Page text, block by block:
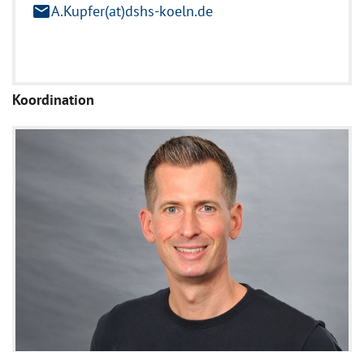
mailA.Kupfer(at)dshs-koeln.de
Koordination